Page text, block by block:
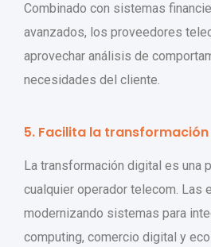
Combinado con sistemas
avanzados, los proveedores
aprovechar análisis de
necesidades del cliente.
5. Facilita la
La transformación digital es una
cualquier operador telecom. Las
modernizando sistemas para
computing, comercio digital y